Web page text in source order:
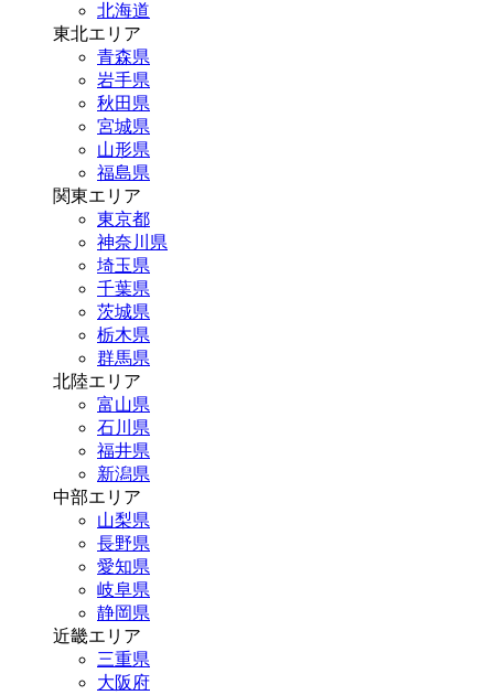
北海道
東北エリア
青森県
岩手県
秋田県
宮城県
山形県
福島県
関東エリア
東京都
神奈川県
埼玉県
千葉県
茨城県
栃木県
群馬県
北陸エリア
富山県
石川県
福井県
新潟県
中部エリア
山梨県
長野県
愛知県
岐阜県
静岡県
近畿エリア
三重県
大阪府